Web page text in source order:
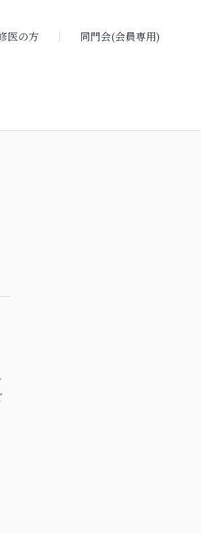
医の方 同門会(会員専用)